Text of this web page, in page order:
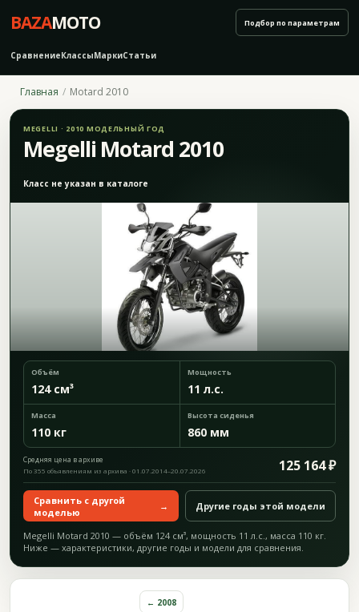
BAZAMOTO
СравнениеКлассыМаркиСтатьи
Подбор по параметрам
Главная Motard 2010
MEGELLI · 2010 МОДЕЛЬНЫЙ ГОД
Megelli Motard 2010
Класс не указан в каталоге
Объём
124 см³
Мощность
11 л.с.
Масса
110 кг
Высота сиденья
860 мм
Средняя цена в архиве 125 164 ₽
По 355 объявлениям из архива · 01.07.2014–20.07.2026
Сравнить с другой
моделью
→ Другие годы этой модели
Megelli Motard 2010 — объём 124 см³, мощность 11 л.с., масса 110 кг.
Ниже — характеристики, другие годы и модели для сравнения.
← 2008